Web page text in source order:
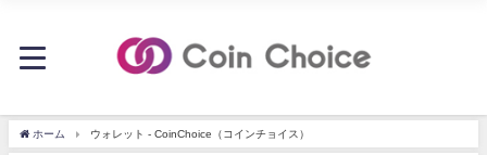
ホーム ウォレット - CoinChoice（コインチョイス）